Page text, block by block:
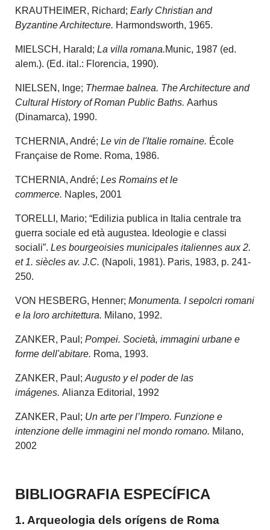
KRAUTHEIMER, Richard;Early Christian and
Byzantine Architecture. Harmondsworth, 1965.
MIELSCH, Harald;La villa romana.Munic, 1987 (ed.
alem.). (Ed. ital.: Florencia, 1990).
NIELSEN, Inge; Thermae balnea. The Architecture and
Cultural History of Roman Public Baths.Aarhus
(Dinamarca), 1990.
TCHERNIA, André;Le vin de l'Italie romaine. École
Française de Rome. Roma, 1986.
TCHERNIA, André;Les Romains et le
commerce. Naples, 2001
TORELLI, Mario; “Edilizia publica in Italia centrale tra
guerra sociale ed età augustea. Ideologie e classi
sociali”.Les bourgeoisies municipales italiennes aux 2.
et 1. siècles av. J.C. (Napoli, 1981). Paris, 1983, p. 241-
250.
VON HESBERG, Henner;Monumenta. I sepolcri romani
e la loro architettura. Milano, 1992.
ZANKER, Paul;Pompei. Società, immagini urbane e
forme dell'abitare. Roma, 1993.
ZANKER, Paul;Augusto y el poder de las
imágenes.Alianza Editorial, 1992
ZANKER, Paul; Un arte per l’Impero. Funzione e
intenzione delle immagini nel mondo romano. Milano,
2002
BIBLIOGRAFIA ESPECÍFICA
1. Arqueologia dels orígens de Roma